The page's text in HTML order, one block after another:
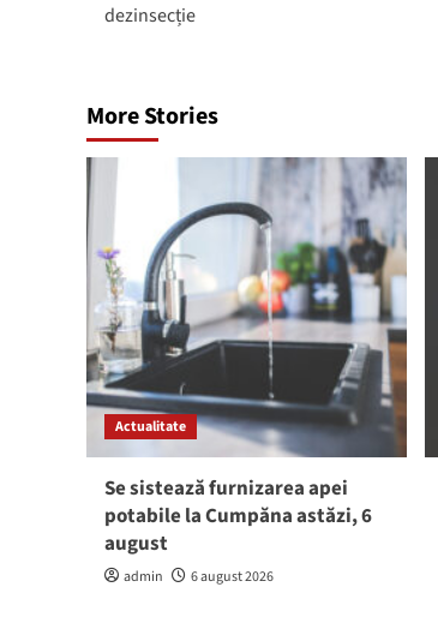
dezinsecție
More Stories
Actualitate
Se sistează furnizarea apei
potabile la Cumpăna astăzi, 6
august
admin 6 august 2026